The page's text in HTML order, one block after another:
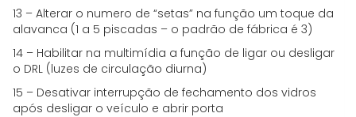
13 – Alterar o numero de “setas” na função um toque da
alavanca (1 a 5 piscadas – o padrão de fábrica é 3)
14 – Habilitar na multimídia a função de ligar ou desligar
o DRL (luzes de circulação diurna)
15 – Desativar interrupção de fechamento dos vidros
após desligar o veículo e abrir porta